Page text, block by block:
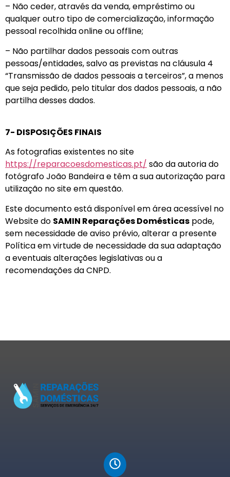
– Não ceder, através da venda, empréstimo ou
qualquer outro tipo de comercialização, informação
pessoal recolhida online ou offline;
– Não partilhar dados pessoais com outras
pessoas/entidades, salvo as previstas na cláusula 4
“Transmissão de dados pessoais a terceiros”, a menos
que seja pedido, pelo titular dos dados pessoais, a não
partilha desses dados.
7- DISPOSIÇÕES FINAIS
As fotografias existentes no site
https://reparacoesdomesticas.pt/ são da autoria do
fotógrafo João Bandeira e têm a sua autorização para
utilização no site em questão.
Este documento está disponível em área acessível no
Website do SAMIN Reparações Domésticas pode,
sem necessidade de aviso prévio, alterar a presente
Política em virtude de necessidade da sua adaptação
a eventuais alterações legislativas ou a
recomendações da CNPD.